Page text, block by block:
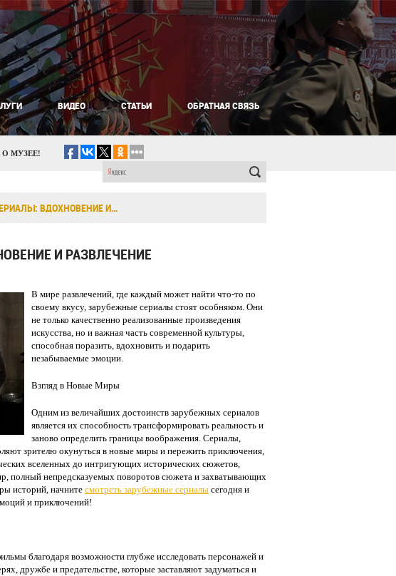
ВИДЕО СТАТЬИ ОБРАТНАЯ СВЯЗЬ
МУЗЕЕ!
ВДОХНОВЕНИЕ И…
И РАЗВЛЕЧЕНИЕ
В мире развлечений, где каждый может найти что-то по
своему вкусу, зарубежные сериалы стоят особняком. Они
не только качественно реализованные произведения
искусства, но и важная часть современной культуры,
способная поразить, вдохновить и подарить
незабываемые эмоции.
Взгляд в Новые Миры
Одним из величайших достоинств зарубежных сериалов
является их способность трансформировать реальность и
заново определить границы воображения. Сериалы,
зрителю окунуться в новые миры и пережить приключения,
вселенных до интригующих исторических сюжетов,
полный непредсказуемых поворотов сюжета и захватывающих
историй, начните смотреть зарубежные сериалы сегодня и
и приключений!
благодаря возможности глубже исследовать персонажей и
дружбе и предательстве, которые заставляют задуматься и